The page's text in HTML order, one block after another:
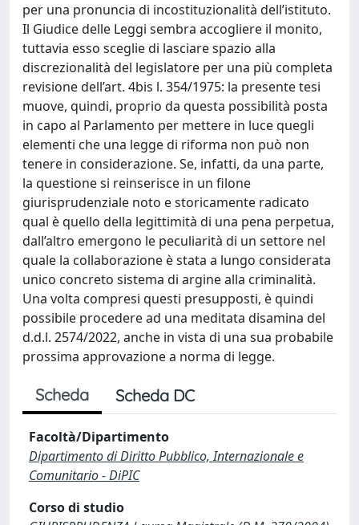
per una pronuncia di incostituzionalità dell’istituto.
Il Giudice delle Leggi sembra accogliere il monito,
tuttavia esso sceglie di lasciare spazio alla
discrezionalità del legislatore per una più completa
revisione dell’art. 4bis l. 354/1975: la presente tesi
muove, quindi, proprio da questa possibilità posta
in capo al Parlamento per mettere in luce quegli
elementi che una legge di riforma non può non
tenere in considerazione. Se, infatti, da una parte,
la questione si reinserisce in un filone
giurisprudenziale noto e storicamente radicato
qual è quello della legittimità di una pena perpetua,
dall’altro emergono le peculiarità di un settore nel
quale la collaborazione è stata a lungo considerata
unico concreto sistema di argine alla criminalità.
Una volta compresi questi presupposti, è quindi
possibile procedere ad una meditata disamina del
d.d.l. 2574/2022, anche in vista di una sua probabile
prossima approvazione a norma di legge.
Scheda Scheda DC
Facoltà/Dipartimento
Dipartimento di Diritto Pubblico, Internazionale e
Comunitario - DiPIC
Corso di studio